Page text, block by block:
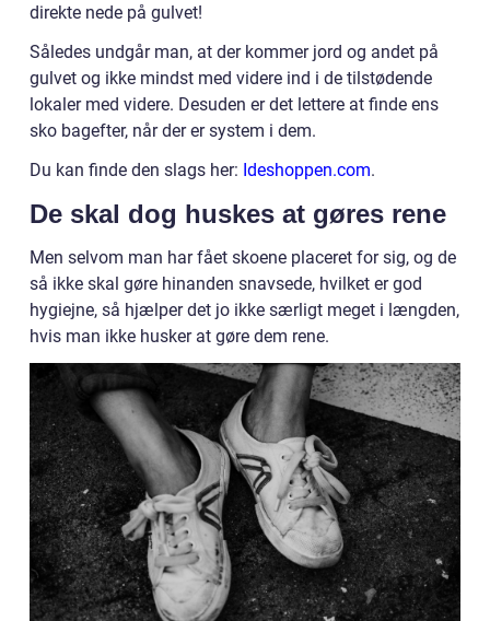
direkte nede på gulvet!
Således undgår man, at der kommer jord og andet på
gulvet og ikke mindst med videre ind i de tilstødende
lokaler med videre. Desuden er det lettere at finde ens
sko bagefter, når der er system i dem.
Du kan finde den slags her: Ideshoppen.com.
De skal dog huskes at gøres rene
Men selvom man har fået skoene placeret for sig, og de
så ikke skal gøre hinanden snavsede, hvilket er god
hygiejne, så hjælper det jo ikke særligt meget i længden,
hvis man ikke husker at gøre dem rene.